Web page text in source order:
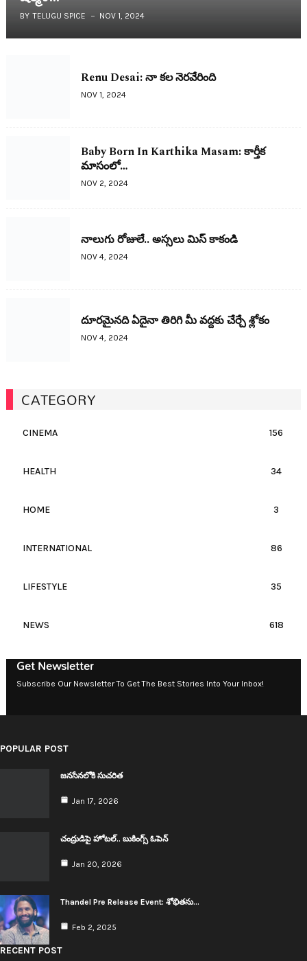
BY TELUGU SPICE NOV 1, 2024
Renu Desai: నా క‌ల నెర‌వేరింది
NOV 1, 2024
Baby Born In Karthika Masam: కార్తీక
మాసంలో…
NOV 2, 2024
నాలుగు రోజులే.. అస్స‌లు మిస్ కాకండి
NOV 4, 2024
దూరమైనది ఏదైనా తిరిగి మీ వద్దకు చేర్చే శ్లోకం
NOV 4, 2024
CATEGORY
CINEMA 156
HEALTH 34
HOME 3
INTERNATIONAL 86
LIFESTYLE 35
NEWS 618
Get Newsletter
Subscribe Our Newsletter To Get The Best Stories Into Your Inbox!
POPULAR POST
జ‌న‌సేన‌లోకి సుచ‌రిత‌
Jan 17, 2026
చంద్రుడిపై హోట‌ల్.. బుకింగ్స్ ఓపెన్
Jan 20, 2026
Thandel Pre Release Event: శోభిత‌ను…
Feb 2, 2025
RECENT POST